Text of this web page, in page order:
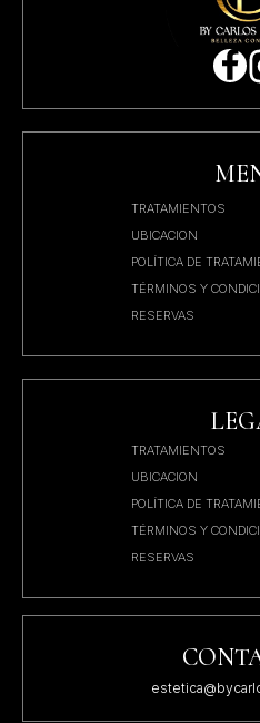
TRATAMIENTOS
UBICACION
POLÍTICA DE
TÉRMINOS Y
RESERVAS
TRATAMIENTOS
UBICACION
POLÍTICA DE
TÉRMINOS Y
RESERVAS